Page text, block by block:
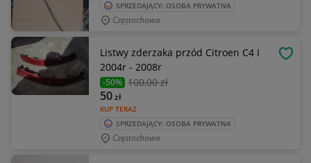
SPRZEDAJĄCY: OSOBA PRYWATNA
Częstochowa
Listwy zderzaka przód Citroen C4 I
2004r - 2008r
-50% 100,00 zł
KUP TERAZ
50zł
SPRZEDAJĄCY: OSOBA PRYWATNA
Częstochowa